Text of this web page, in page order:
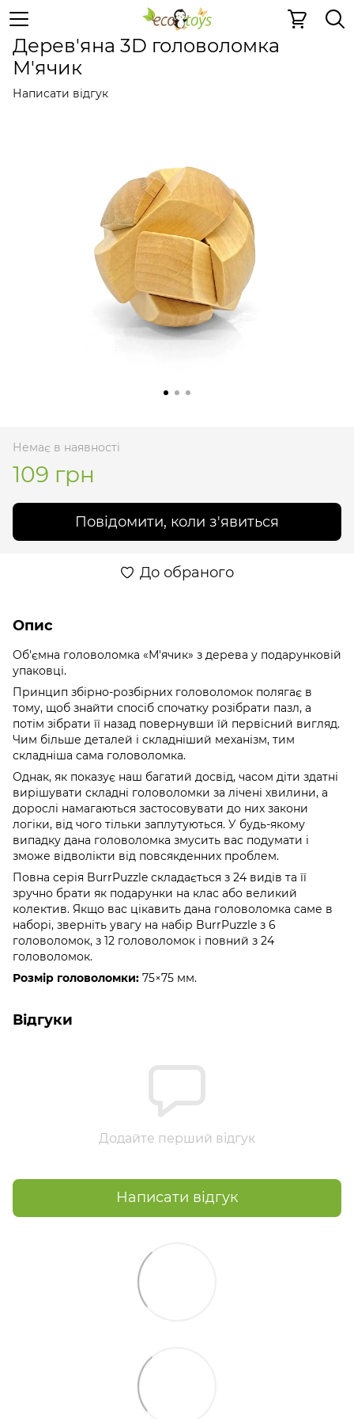
Дерев'яні конструктори Дерев'яні головоломки
Дерев'яна 3D головоломка
М'ячик
Написати відгук
Немає в наявності
109 грн
Повідомити, коли з'явиться
До обраного
Опис
Об'ємна головоломка «М'ячик» з дерева у подарунковій
упаковці.
Принцип збірно-розбірних головоломок полягає в
тому, щоб знайти спосіб спочатку розібрати пазл, а
потім зібрати її назад повернувши їй первісний вигляд.
Чим більше деталей і складніший механізм, тим
складніша сама головоломка.
Однак, як показує наш багатий досвід, часом діти здатні
вирішувати складні головоломки за лічені хвилини, а
дорослі намагаються застосовувати до них закони
логіки, від чого тільки заплутуються. У будь-якому
випадку дана головоломка змусить вас подумати і
зможе відволікти від повсякденних проблем.
Повна серія BurrPuzzle складається з 24 видів та її
зручно брати як подарунки на клас або великий
колектив. Якщо вас цікавить дана головоломка саме в
наборі, зверніть увагу на набір BurrPuzzle з 6
головоломок, з 12 головоломок і повний з 24
головоломок.
Розмір головоломки: 75×75 мм.
Відгуки
Додайте перший відгук
Написати відгук